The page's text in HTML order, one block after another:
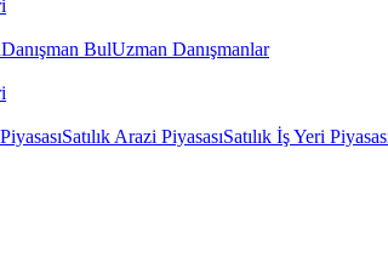
Danışman BulUzman Danışmanlar
Satılık Arazi PiyasasıSatılık İş Yeri